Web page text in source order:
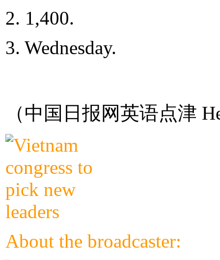
2. 1,400.
3. Wednesday.
（中国日报网英语点津
About the broadcaster: